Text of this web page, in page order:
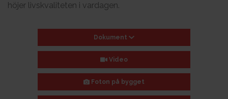
höjer livskvaliteten i vardagen.
Dokument
Video
Foton på bygget